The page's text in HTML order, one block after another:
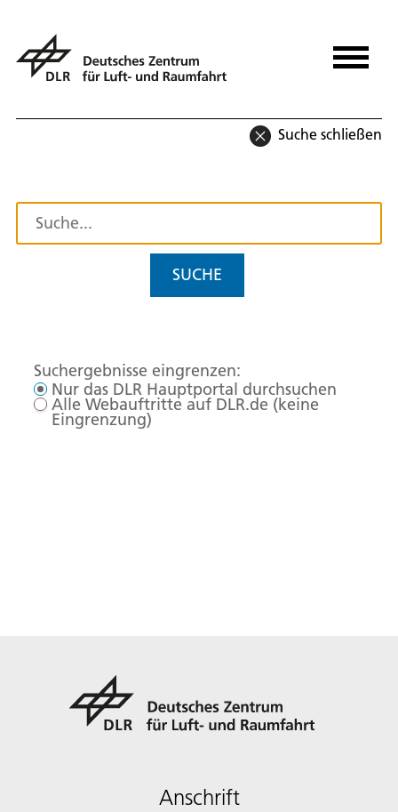
Suche schließen
SUCHE
Suchergebnisse eingrenzen:
Nur das DLR Hauptportal durchsuchen
Alle Webauftritte auf DLR.de (keine
Eingrenzung)
Anschrift